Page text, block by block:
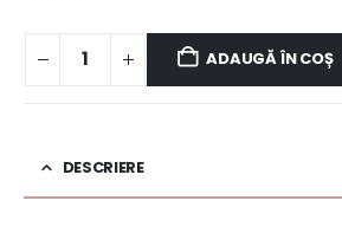
ADAUGĂ ÎN COȘ
DESCRIERE